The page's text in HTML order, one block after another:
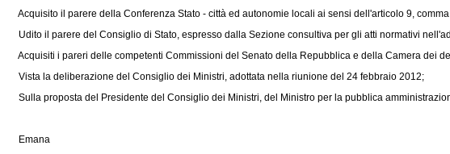
Acquisito il parere della Conferenza Stato - città ed autonomie locali ai sensi dell'articolo 9, comma
Udito il parere del Consiglio di Stato, espresso dalla Sezione consultiva per gli atti normativi
Acquisiti i pareri delle competenti Commissioni del Senato della Repubblica e della Camera dei
Vista la deliberazione del Consiglio dei Ministri, adottata nella riunione del 24 febbraio 2012;
Sulla proposta del Presidente del Consiglio dei Ministri, del Ministro per la pubblica
Emana